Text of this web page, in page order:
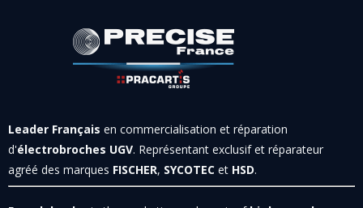
Leader Français en commercialisation et réparation
d'électrobroches UGV. Représentant exclusif et réparateur
agréé des marques FISCHER, SYCOTEC et HSD.